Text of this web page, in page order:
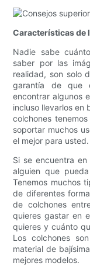
Características de
Nadie sabe
saber por las
realidad, son solo
garantía de que
encontrar algunos
incluso llevarlos en
colchones
soportar muchos
el mejor para usted.
Si se encuentra
alguien que
Tenemos muchos
de diferentes
de colchones
quieres gastar en
quieres y cuánto
Los colchones
material de
mejores modelos.